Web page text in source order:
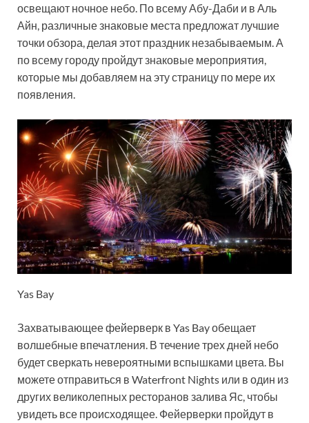
освещают ночное небо. По всему Абу-Даби и в Аль
Айн, различные знаковые места предложат лучшие
точки обзора, делая этот праздник незабываемым. А
по всему городу пройдут знаковые мероприятия,
которые мы добавляем на эту страницу по мере их
появления.
Yas Bay
Захватывающее фейерверк в Yas Bay обещает
волшебные впечатления. В течение трех дней небо
будет сверкать невероятными вспышками цвета. Вы
можете отправиться в Waterfront Nights или в один из
других великолепных ресторанов залива Яс, чтобы
увидеть все происходящее. Фейерверки пройдут в